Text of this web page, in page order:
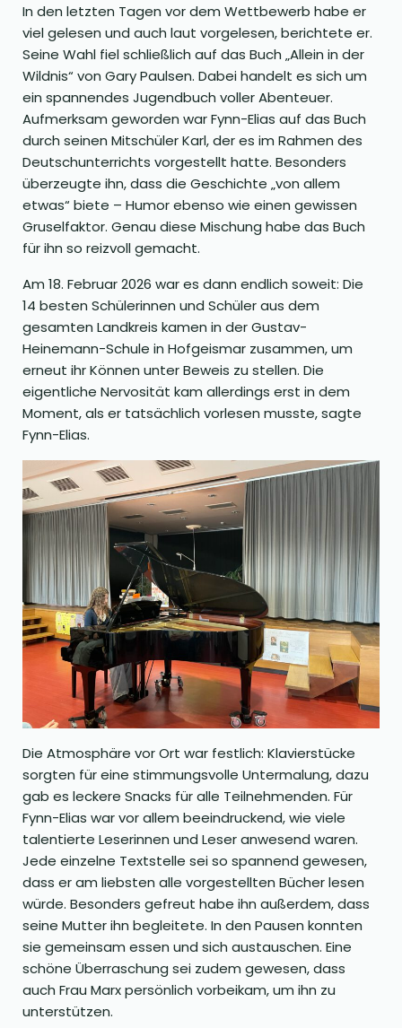
In den letzten Tagen vor dem Wettbewerb habe er
viel gelesen und auch laut vorgelesen, berichtete er.
Seine Wahl fiel schließlich auf das Buch „Allein in der
Wildnis“ von Gary Paulsen. Dabei handelt es sich um
ein spannendes Jugendbuch voller Abenteuer.
Aufmerksam geworden war Fynn-Elias auf das Buch
durch seinen Mitschüler Karl, der es im Rahmen des
Deutschunterrichts vorgestellt hatte. Besonders
überzeugte ihn, dass die Geschichte „von allem
etwas“ biete – Humor ebenso wie einen gewissen
Gruselfaktor. Genau diese Mischung habe das Buch
für ihn so reizvoll gemacht.
Am 18. Februar 2026 war es dann endlich soweit: Die
14 besten Schülerinnen und Schüler aus dem
gesamten Landkreis kamen in der Gustav-
Heinemann-Schule in Hofgeismar zusammen, um
erneut ihr Können unter Beweis zu stellen. Die
eigentliche Nervosität kam allerdings erst in dem
Moment, als er tatsächlich vorlesen musste, sagte
Fynn-Elias.
Die Atmosphäre vor Ort war festlich: Klavierstücke
sorgten für eine stimmungsvolle Untermalung, dazu
gab es leckere Snacks für alle Teilnehmenden. Für
Fynn-Elias war vor allem beeindruckend, wie viele
talentierte Leserinnen und Leser anwesend waren.
Jede einzelne Textstelle sei so spannend gewesen,
dass er am liebsten alle vorgestellten Bücher lesen
würde. Besonders gefreut habe ihn außerdem, dass
seine Mutter ihn begleitete. In den Pausen konnten
sie gemeinsam essen und sich austauschen. Eine
schöne Überraschung sei zudem gewesen, dass
auch Frau Marx persönlich vorbeikam, um ihn zu
unterstützen.